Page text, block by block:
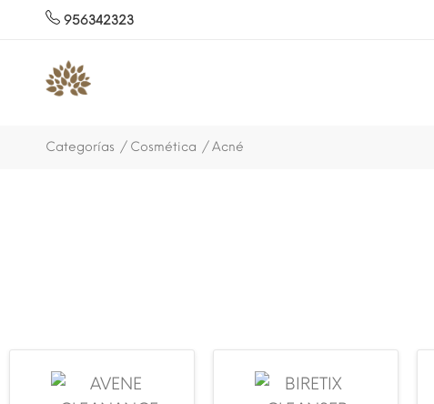
956342323
Categorías Cosmética Acné